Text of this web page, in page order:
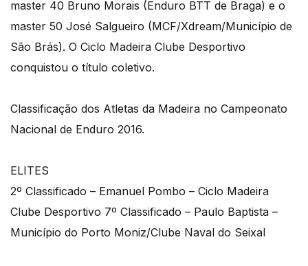
master 40 Bruno Morais (Enduro BTT de Braga) e o
master 50 José Salgueiro (MCF/Xdream/Município de
São Brás). O Ciclo Madeira Clube Desportivo
conquistou o título coletivo.
Classificação dos Atletas da Madeira no Campeonato
Nacional de Enduro 2016.
ELITES
2º Classificado – Emanuel Pombo – Ciclo Madeira
Clube Desportivo 7º Classificado – Paulo Baptista –
Município do Porto Moniz/Clube Naval do Seixal